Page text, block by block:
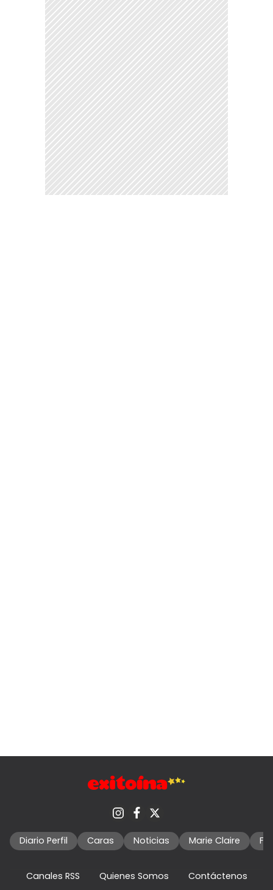
Diario Perfil Caras Noticias Marie Claire
Canales RSS Quienes Somos Contáctenos